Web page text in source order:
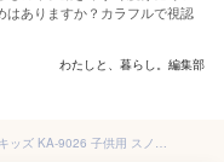
はありますか？カラフルで視認
わたしと、暮らし。編集部
AQA(エーキューエー) ライフジャケット キッズ KA-9026 子供用 スノーケリング ベスト シュノーケリング ジャケット ジュニア 高い安全性と機能性を実現 スノーケル シュノーケル フローティングベスト 磯遊び